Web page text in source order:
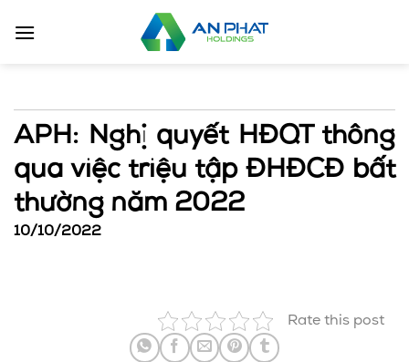
qua
APH: Nghị quyết HĐQT thông
qua việc triệu tập ĐHĐCĐ bất
thường năm 2022
10/10/2022
Rate this post